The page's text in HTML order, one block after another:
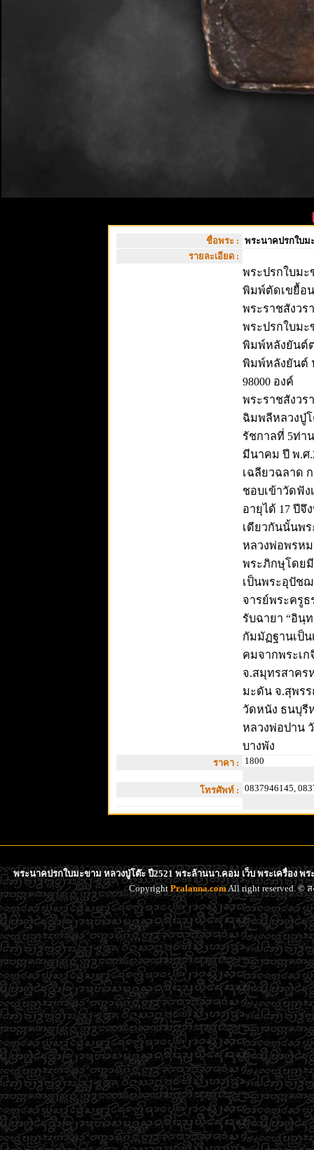
ชื่อพระ : พระนาคปรกใบม
รายละเอียด :
พระปรกใบมะ
พิมพ์ตัดเขยื้อ
พระราชสังว
พระปรกใบม
พิมพ์หลังยันต์ต
พิมพ์หลังยันต์
98000 องค์
พระราชสังว
ฉิมพลีหลวงปู่
รัชกาลที่ 5ท่า
มีนาคม ปี พ.ศ
เฉลียวฉลาด
ชอบเข้าวัดฟั
อายุได้ 17 ปี
เดียวกันนั้นพ
หลวงพ่อพรหม
พระภิกษุโดย
เป็นพระอุปัช
จารย์พระครูธ
รับฉายา “อินฺ
กัมมัฏฐานเป็
คมจากพระเ
จ.สมุทรสาคร
มะดัน จ.สุพร
วัดหนัง ธนบุรี
หลวงพ่อปาน
บางพัง
ราคา : 1800
โทรศัพท์ : 0837946145,
พระนาคปรกใบมะขาม หลวงปู่โต๊ะ ปี2521 พระล้านนา.คอม เว็บ พระเครื่อง
CopyrightPralanna.comAll right reserved. ©